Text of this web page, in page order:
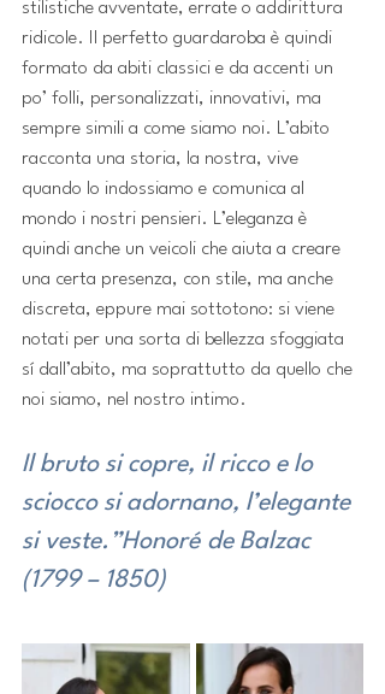
stilistiche avventate, errate o addirittura
ridicole. Il perfetto guardaroba è quindi
formato da abiti classici e da accenti un
po’ folli, personalizzati, innovativi, ma
sempre simili a come siamo noi. L’abito
racconta una storia, la nostra, vive
quando lo indossiamo e comunica al
mondo i nostri pensieri. L’eleganza è
quindi anche un veicoli che aiuta a creare
una certa presenza, con stile, ma anche
discreta, eppure mai sottotono: si viene
notati per una sorta di bellezza sfoggiata
sí dall’abito, ma soprattutto da quello che
noi siamo, nel nostro intimo.
Il bruto si copre, il ricco e lo
sciocco si adornano, l’elegante
si veste.”Honoré de Balzac
(1799 – 1850)